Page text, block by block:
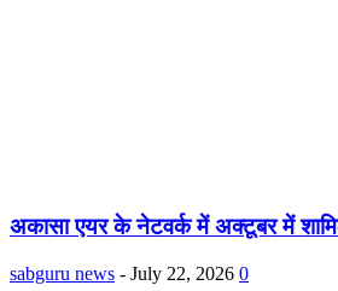
अकासा एयर के नेटवर्क में अक्टूबर में
sabguru news - July 22, 2026 0